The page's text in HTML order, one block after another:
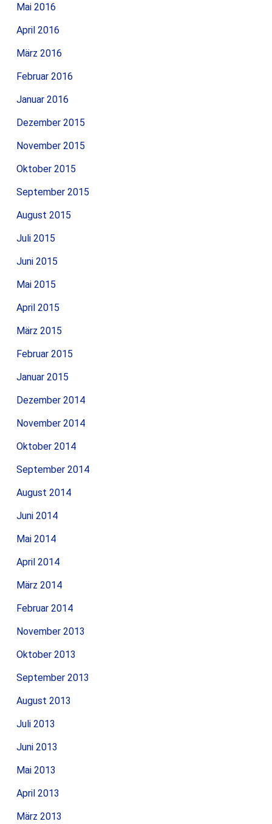
Mai 2016
April 2016
März 2016
Februar 2016
Januar 2016
Dezember 2015
November 2015
Oktober 2015
September 2015
August 2015
Juli 2015
Juni 2015
Mai 2015
April 2015
März 2015
Februar 2015
Januar 2015
Dezember 2014
November 2014
Oktober 2014
September 2014
August 2014
Juni 2014
Mai 2014
April 2014
März 2014
Februar 2014
November 2013
Oktober 2013
September 2013
August 2013
Juli 2013
Juni 2013
Mai 2013
April 2013
März 2013